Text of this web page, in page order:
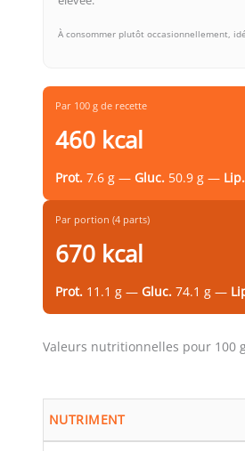
À consommer plutôt occasionnellement,
Par 100 g de recette
460 kcal
Prot. 7.6 g — Gluc. 50.9 g — Lip.
Par portion (4 parts)
670 kcal
Prot. 11.1 g — Gluc. 74.1 g —
Valeurs nutritionnelles pour 100
NUTRIMENT